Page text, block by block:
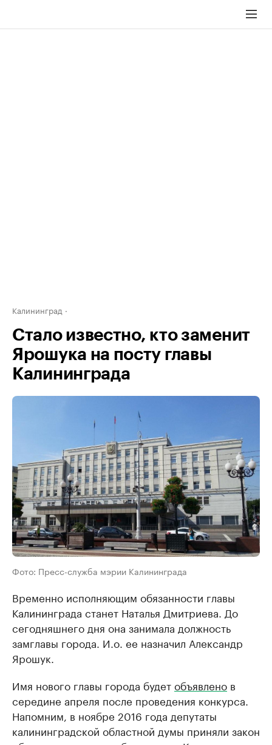
Калининград
Стало известно, кто заменит
Ярошука на посту главы
Калининграда
Фото: Пресс-служба мэрии Калининграда
Временно исполняющим обязанности главы
Калининграда станет Наталья Дмитриева. До
сегодняшнего дня она занимала должность
замглавы города. И.о. ее назначил Александр
Ярошук.
Имя нового главы города будетобъявлено в
середине апреля после проведения конкурса.
Напомним, в ноябре 2016 года депутаты
калининградской областной думы приняли закон